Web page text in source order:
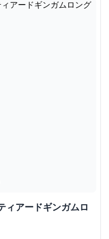
ィアードギンガムロ